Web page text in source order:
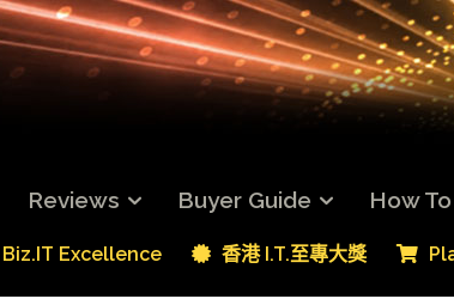
Reviews Buyer Guide How To
Biz.IT Excellence 香港 I.T.至專大獎